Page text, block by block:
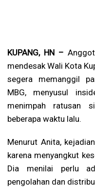
KUPANG, HN –
mendesak Wali Kota
segera memanggil
MBG, menyusul
menimpah ratusan
beberapa waktu lalu.
Menurut Anita,
karena menyangkut
Dia menilai perlu
pengolahan dan